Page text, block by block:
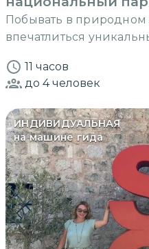
Побывать в природном
впечатлиться
11 часов
до 4человек
ИНДИВИДУАЛЬНАЯ
на машине гида